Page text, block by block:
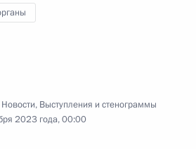
Новости, Выступления и стенограммы
2023 года, 00:00